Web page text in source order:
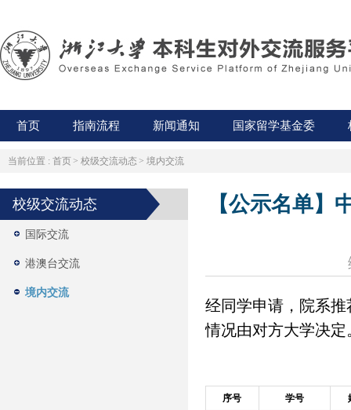
首页 指南流程 新闻通知 国家留学基金委
当前位置 : 首页 > 校级交流动态 > 境内交流
校级交流动态
国际交流
港澳台交流
境内交流
【公示名单】
经同学申请，院系推
情况由对方大学决定
序号 学号